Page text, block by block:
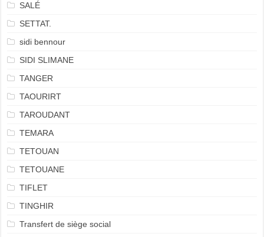
SALÉ
SETTAT.
sidi bennour
SIDI SLIMANE
TANGER
TAOURIRT
TAROUDANT
TEMARA
TETOUAN
TETOUANE
TIFLET
TINGHIR
Transfert de siège social